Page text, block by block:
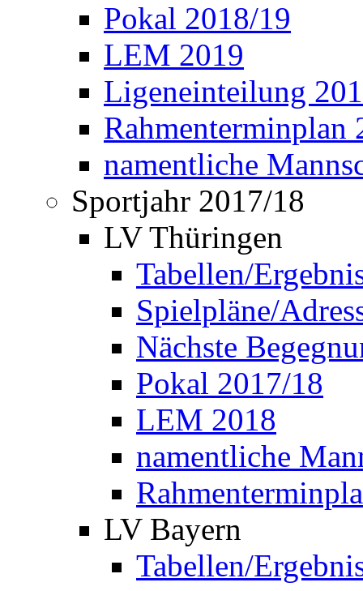
Pokal 2018/19
LEM 2019
Ligeneinteilung
Rahmenterminplan
namentliche
Sportjahr 2017/18
LV Thüringen
Tabellen/
Spielpläne/
Nächste
Pokal 2017/18
LEM 2018
namentliche
LV Bayern
Tabellen/